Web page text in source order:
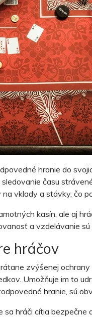
hranie do
času
vklady a stávky, čo
kasín, ale aj
a vzdelávanie
hráčov
zvýšenej
Umožňuje im to
hranie, sú
hráči cítia